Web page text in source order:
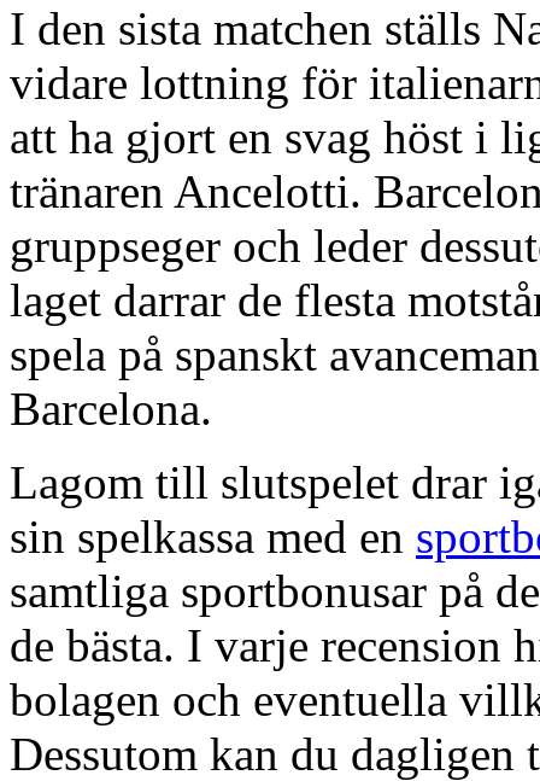
I den sista matchen ställs
vidare lottning för
att ha gjort en svag höst i
tränaren Ancelotti.
gruppseger och leder
laget darrar de flesta
spela på spanskt
Barcelona.
Lagom till slutspelet drar
sin spelkassa med en
samtliga sportbonusar på
de bästa. I varje recension
bolagen och eventuella
Dessutom kan du dagligen